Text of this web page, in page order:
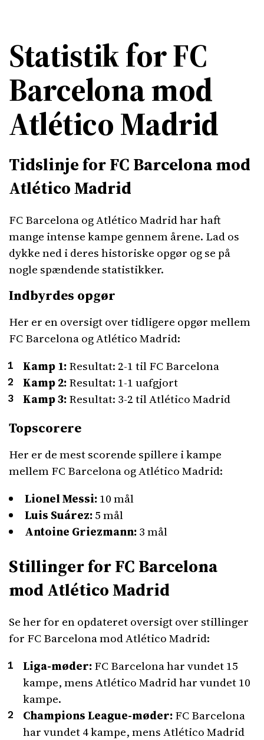
Statistik for FC
Barcelona mod
Atlético Madrid
Tidslinje for FC Barcelona mod
Atlético Madrid
FC Barcelona og Atlético Madrid har haft
mange intense kampe gennem årene. Lad os
dykke ned i deres historiske opgør og se på
nogle spændende statistikker.
Indbyrdes opgør
Her er en oversigt over tidligere opgør mellem
FC Barcelona og Atlético Madrid:
Kamp 1:Resultat: 2-1 til FC Barcelona
Kamp 2:Resultat: 1-1 uafgjort
Kamp 3:Resultat: 3-2 til Atlético Madrid
Topscorere
Her er de mest scorende spillere i kampe
mellem FC Barcelona og Atlético Madrid:
Lionel Messi:10 mål
Luis Suárez:5 mål
Antoine Griezmann:3 mål
Stillinger for FC Barcelona
mod Atlético Madrid
Se her for en opdateret oversigt over stillinger
for FC Barcelona mod Atlético Madrid:
Liga-møder:FC Barcelona har vundet 15
kampe, mens Atlético Madrid har vundet 10
kampe.
Champions League-møder:FC Barcelona
har vundet 4 kampe, mens Atlético Madrid